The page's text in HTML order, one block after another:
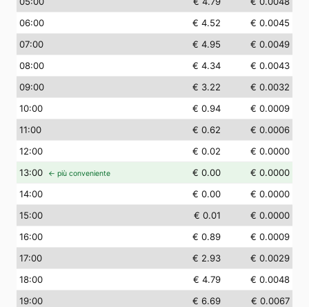
06:00 € 4.52
€ 0.0045
07:00 € 4.95
€ 0.0049
08:00 € 4.34
€ 0.0043
09:00 € 3.22
€ 0.0032
10:00 € 0.94
€ 0.0009
11:00 € 0.62
€ 0.0006
12:00 € 0.02
€ 0.0000
13:00 ← più conveniente € 0.00
€ 0.0000
14:00 € 0.00
€ 0.0000
15:00 € 0.01
€ 0.0000
16:00 € 0.89
€ 0.0009
17:00 € 2.93
€ 0.0029
18:00 € 4.79
€ 0.0048
19:00 € 6.69
€ 0.0067